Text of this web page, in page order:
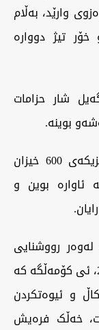
وارێد، بەڵام
تیژ دووارە
شار حزامات
باس ئەوەیش کرد کە لە ساڵ 1975 نزیکەی 600 خیزان
ئاوارە بوین و
رووشنایی
ئەو هشکەساڵی سەختە کە لە ساڵ 2018، ئی کۆمەڵگە کە
و ئیوەتکردن
خەڵک فرەیش